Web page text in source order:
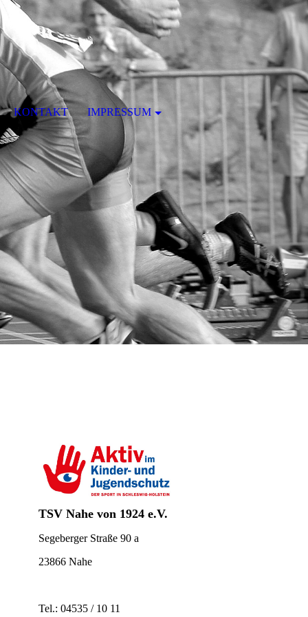
TSV Nahe von 1924 e.V.
Segeberger Straße 90 a
23866 Nahe
Tel.: 04535 / 10 11
KONTAKT IMPRESSUM